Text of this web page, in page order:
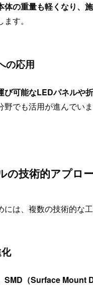
体の重量も軽くなり、
す。
の応用
び可能なLEDパネルや
でも活用が進んでいま
の技術的アプロ
は、複数の技術的な工
SMD（Surface Mount